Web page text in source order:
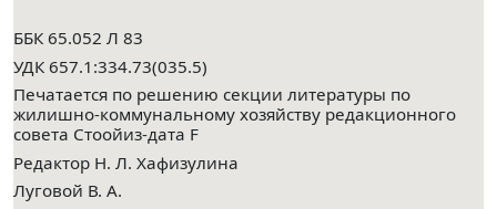
ББК 65.052 Л 83
УДК 657.1:334.73(035.5)
Печатается по решению секции литературы по
жилишно-коммунальному хозяйству редакционного
совета Стоойиз-дата F
Редактор Н. Л. Хафизулина
Луговой В. А.